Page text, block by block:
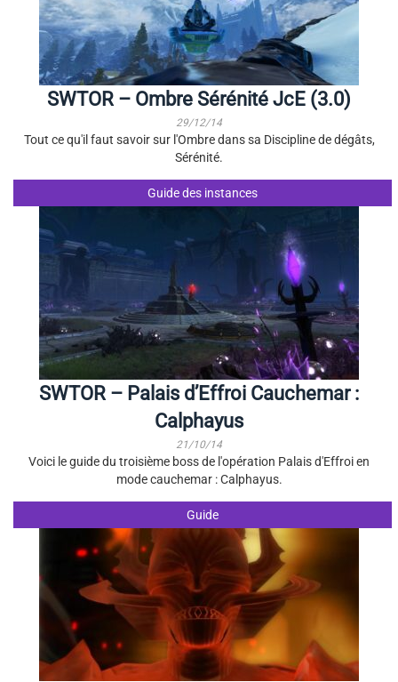
SWTOR – Ombre Sérénité JcE (3.0)
29/12/14
Tout ce qu'il faut savoir sur l'Ombre dans sa Discipline de dégâts,
Sérénité.
Guide des instances
SWTOR – Palais d’Effroi Cauchemar :
Calphayus
21/10/14
Voici le guide du troisième boss de l'opération Palais d'Effroi en
mode cauchemar : Calphayus.
Guide